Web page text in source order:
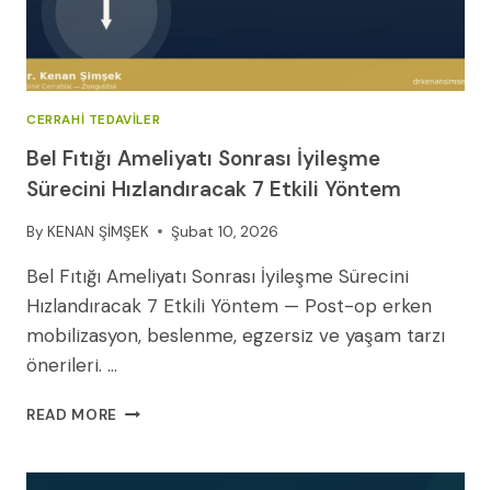
CERRAHI TEDAVILER
Bel Fıtığı Ameliyatı Sonrası İyileşme
Sürecini Hızlandıracak 7 Etkili Yöntem
By KENAN ŞİMŞEK Şubat 10, 2026
Bel Fıtığı Ameliyatı Sonrası İyileşme Sürecini
Hızlandıracak 7 Etkili Yöntem — Post-op erken
mobilizasyon, beslenme, egzersiz ve yaşam tarzı
önerileri. …
READ MORE BEL
SONRASI